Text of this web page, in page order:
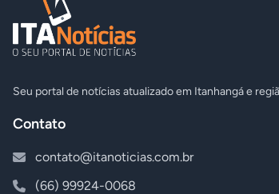
Seu portal de notícias atualizado em Itanhangá e
Contato
contato@itanoticias.com.br
(66) 99924-0068